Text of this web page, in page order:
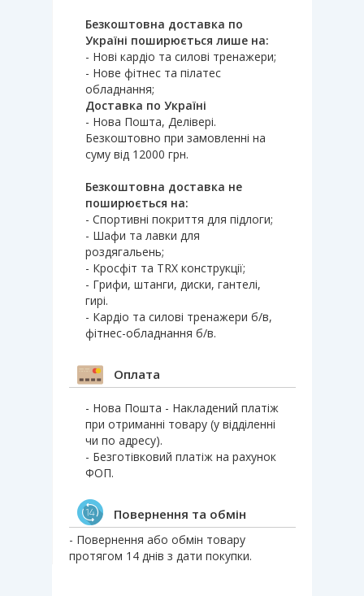
Безкоштовна доставка по
Україні поширюється лише на:
- Нові кардіо та силові тренажери;
- Нове фітнес та пілатес
обладнання;
Доставка по Україні
- Нова Пошта, Делівері.
Безкоштовно при замовленні на
суму від 12000 грн.
Безкоштовна доставка не
поширюється на:
- Спортивні покриття для підлоги;
- Шафи та лавки для
роздягальень;
- Кросфіт та TRX конструкції;
- Грифи, штанги, диски, гантелі,
гирі.
- Кардіо та силові тренажери б/в,
фітнес-обладнання б/в.
Оплата
- Нова Пошта - Накладений платіж
при отриманні товару (у відділенні
чи по адресу).
- Безготівковий платіж на рахунок
ФОП.
Повернення та обмін
- Повернення або обмін товару
протягом 14 днів з дати покупки.